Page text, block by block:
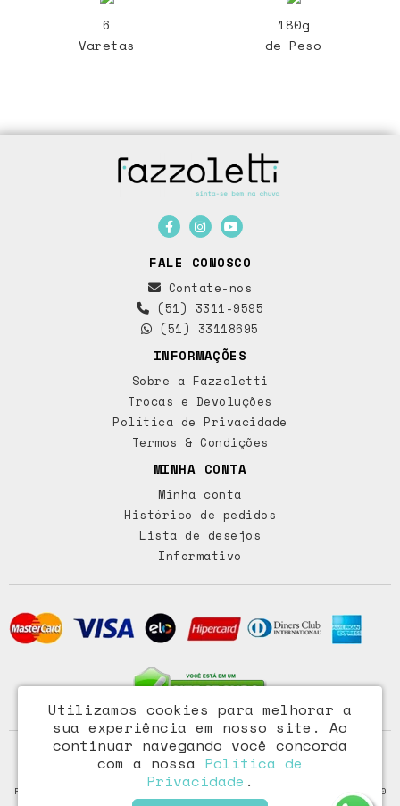
6
Varetas
180g
de Peso
FALE CONOSCO
Contate-nos
(51) 3311-9595
(51) 33118695
INFORMAÇÕES
Sobre a Fazzoletti
Trocas e Devoluções
Política de Privacidade
Termos & Condições
MINHA CONTA
Minha conta
Histórico de pedidos
Lista de desejos
Informativo
Access Comércio Importação e Exportação Ltda - CNPJ:
72.473.291/0001-46
Rua Paraiba, 318 – Floresta - Porto Alegre / RS - CEP: 90220-100
Utilizamos cookies para melhorar a
sua experiência em nosso site. Ao
continuar navegando você concorda
com a nossa Política de
Privacidade .